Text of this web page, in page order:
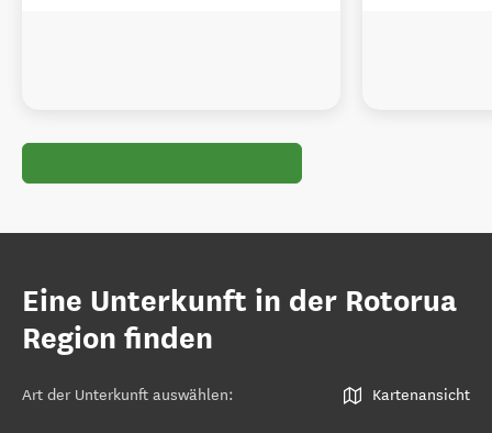
Eine Unterkunft in der Rotorua
Region finden
Art der Unterkunft auswählen: Kartenansicht